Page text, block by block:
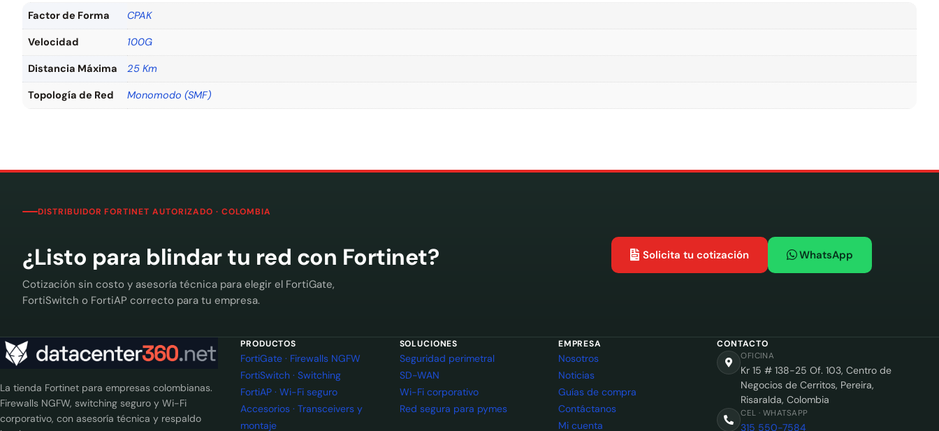
Factor de Forma CPAK
Velocidad 100G
Distancia Máxima 25 Km
Topología de Red Monomodo (SMF)
DISTRIBUIDOR FORTINET AUTORIZADO · COLOMBIA
¿Listo para blindar tu red con Fortinet?
Cotización sin costo y asesoría técnica para elegir el FortiGate,
FortiSwitch o FortiAP correcto para tu empresa.
Solicita tu cotización WhatsApp
La tienda Fortinet para empresas colombianas.
Firewalls NGFW, switching seguro y Wi-Fi
corporativo, con asesoría técnica y respaldo
PRODUCTOS
FortiGate · Firewalls NGFW
FortiSwitch · Switching
FortiAP · Wi-Fi seguro
Accesorios · Transceivers y
montaje
SOLUCIONES
Seguridad perimetral
SD-WAN
Wi-Fi corporativo
Red segura para pymes
EMPRESA
Nosotros
Noticias
Guías de compra
Contáctanos
Mi cuenta
CONTACTO
OFICINA
Kr 15 # 138-25 Of. 103, Centro de
Negocios de Cerritos, Pereira,
Risaralda, Colombia
CEL · WHATSAPP
315 550-7584